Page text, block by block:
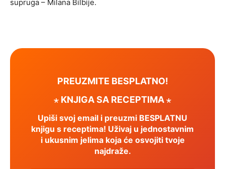
supruga – Milana Bilbije.
PREUZMITE BESPLATNO!
⋆ KNJIGA SA RECEPTIMA ⋆
Upiši svoj email i preuzmi BESPLATNU
knjigu s receptima! Uživaj u jednostavnim
i ukusnim jelima koja će osvojiti tvoje
najdraže.